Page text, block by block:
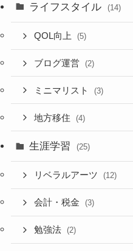
ライフスタイル (14)
QOL向上 (5)
ブログ運営 (2)
ミニマリスト (3)
地方移住 (4)
生涯学習 (25)
リベラルアーツ (12)
会計・税金 (3)
勉強法 (2)